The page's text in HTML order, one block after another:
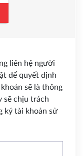
liên hệ người
để quyết định
sẽ là thông
sẽ chịu trách
ký tài khoản sử